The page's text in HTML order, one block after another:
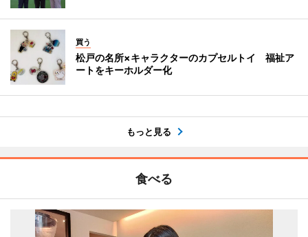
買う
松戸の名所×キャラクターのカプセルトイ 福祉ア
ートをキーホルダー化
もっと見る
食べる